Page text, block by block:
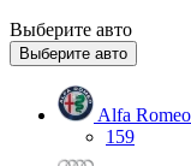
Выберите авто
Выберите авто
Alfa Romeo
159